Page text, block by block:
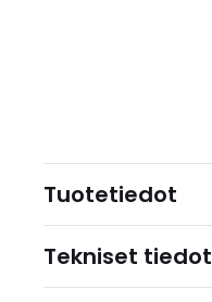
Tuotetiedot
Tekniset tiedot